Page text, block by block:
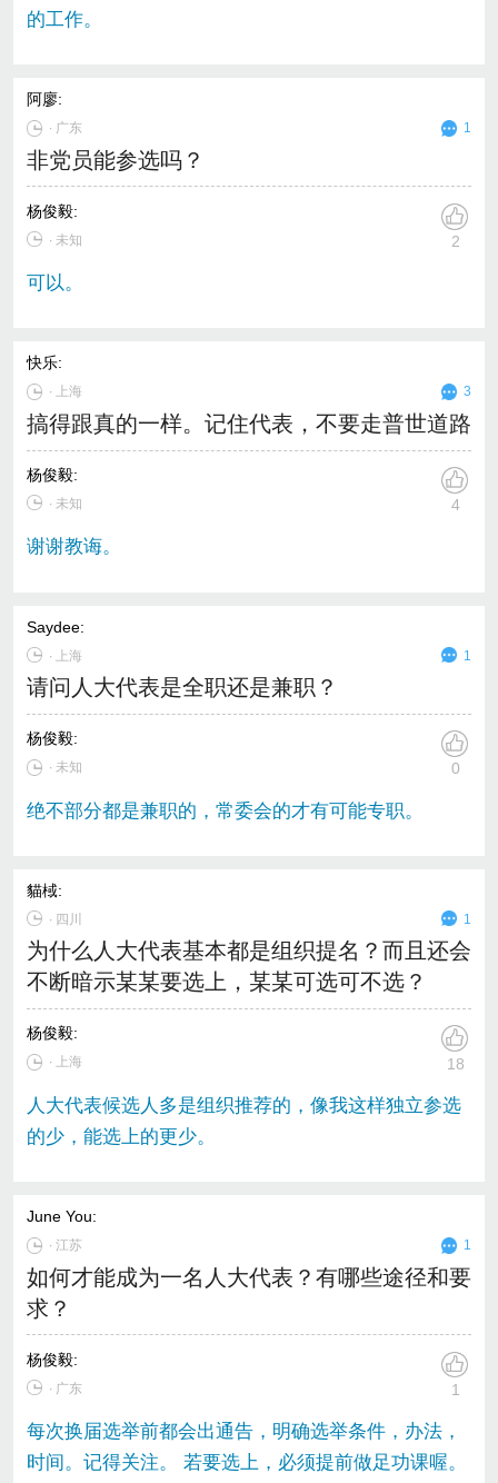
的工作。
阿廖:
∙ 广东 1
非党员能参选吗？
杨俊毅:
∙ 未知 2
可以。
快乐:
∙ 上海 3
搞得跟真的一样。记住代表，不要走普世道路
杨俊毅:
∙ 未知 4
谢谢教诲。
Saydee:
∙ 上海 1
请问人大代表是全职还是兼职？
杨俊毅:
∙ 未知 0
绝不部分都是兼职的，常委会的才有可能专职。
貓棫:
∙ 四川 1
为什么人大代表基本都是组织提名？而且还会
不断暗示某某要选上，某某可选可不选？
杨俊毅:
∙ 上海 18
人大代表候选人多是组织推荐的，像我这样独立参选
的少，能选上的更少。
June You:
∙江苏 1
如何才能成为一名人大代表？有哪些途径和要
求？
杨俊毅:
∙ 广东 1
每次换届选举前都会出通告，明确选举条件，办法，
时间。记得关注。 若要选上，必须提前做足功课喔。